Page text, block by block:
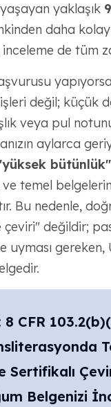
yaklaşık
daha
de tüm
işleri değil;
veya pul
aylarca
temel
Bu nedenle,
değildir;
uyması
8 CFR
Belgenizi